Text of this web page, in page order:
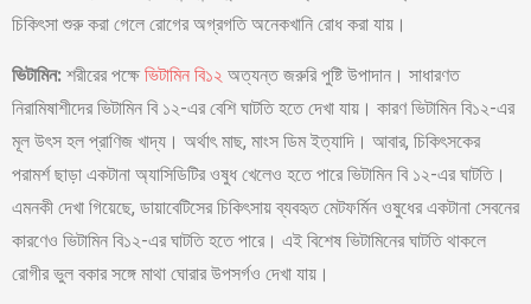
চিকিৎসা শুরু করা গেলে রোগের অগ্রগতি অনেকখানি রোধ করা যায়।
ভিটামিন: শরীরের পক্ষে ভিটামিন বি১২ অত্যন্ত জরুরি পুষ্টি উপাদান। সাধারণত
নিরামিষাশীদের ভিটামিন বি ১২-এর বেশি ঘাটতি হতে দেখা যায়। কারণ ভিটামিন বি১২-এর
মূল উৎস হল প্রাণিজ খাদ্য। অর্থাৎ মাছ, মাংস ডিম ইত্যাদি। আবার, চিকিৎসকের
পরামর্শ ছাড়া একটানা অ্যাসিডিটির ওষুধ খেলেও হতে পারে ভিটামিন বি ১২-এর ঘাটতি।
এমনকী দেখা গিয়েছে, ডায়াবেটিসের চিকিৎসায় ব্যবহৃত মেটফর্মিন ওষুধের একটানা সেবনের
কারণেও ভিটামিন বি১২-এর ঘাটতি হতে পারে। এই বিশেষ ভিটামিনের ঘাটতি থাকলে
রোগীর ভুল বকার সঙ্গে মাথা ঘোরার উপসর্গও দেখা যায়।